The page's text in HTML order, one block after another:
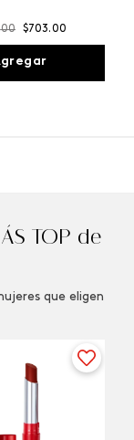
00 $703.00
TOP de
que eligen